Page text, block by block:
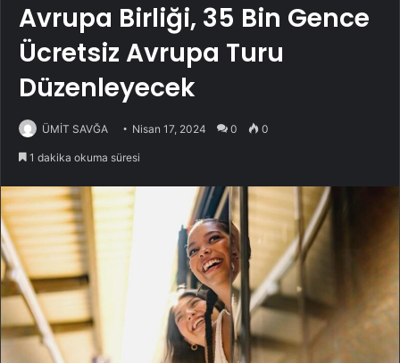
Avrupa Birliği, 35 Bin Gence
Ücretsiz Avrupa Turu
Düzenleyecek
ÜMİT SAVĞA Nisan 17, 2024 0 0
1 dakika okuma süresi